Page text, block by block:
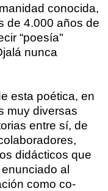
conocida,
de 4.000 años de
“poesía"
nunca
esta poética, en
muy diversas
entre sí, de
didácticos que
al
como co-